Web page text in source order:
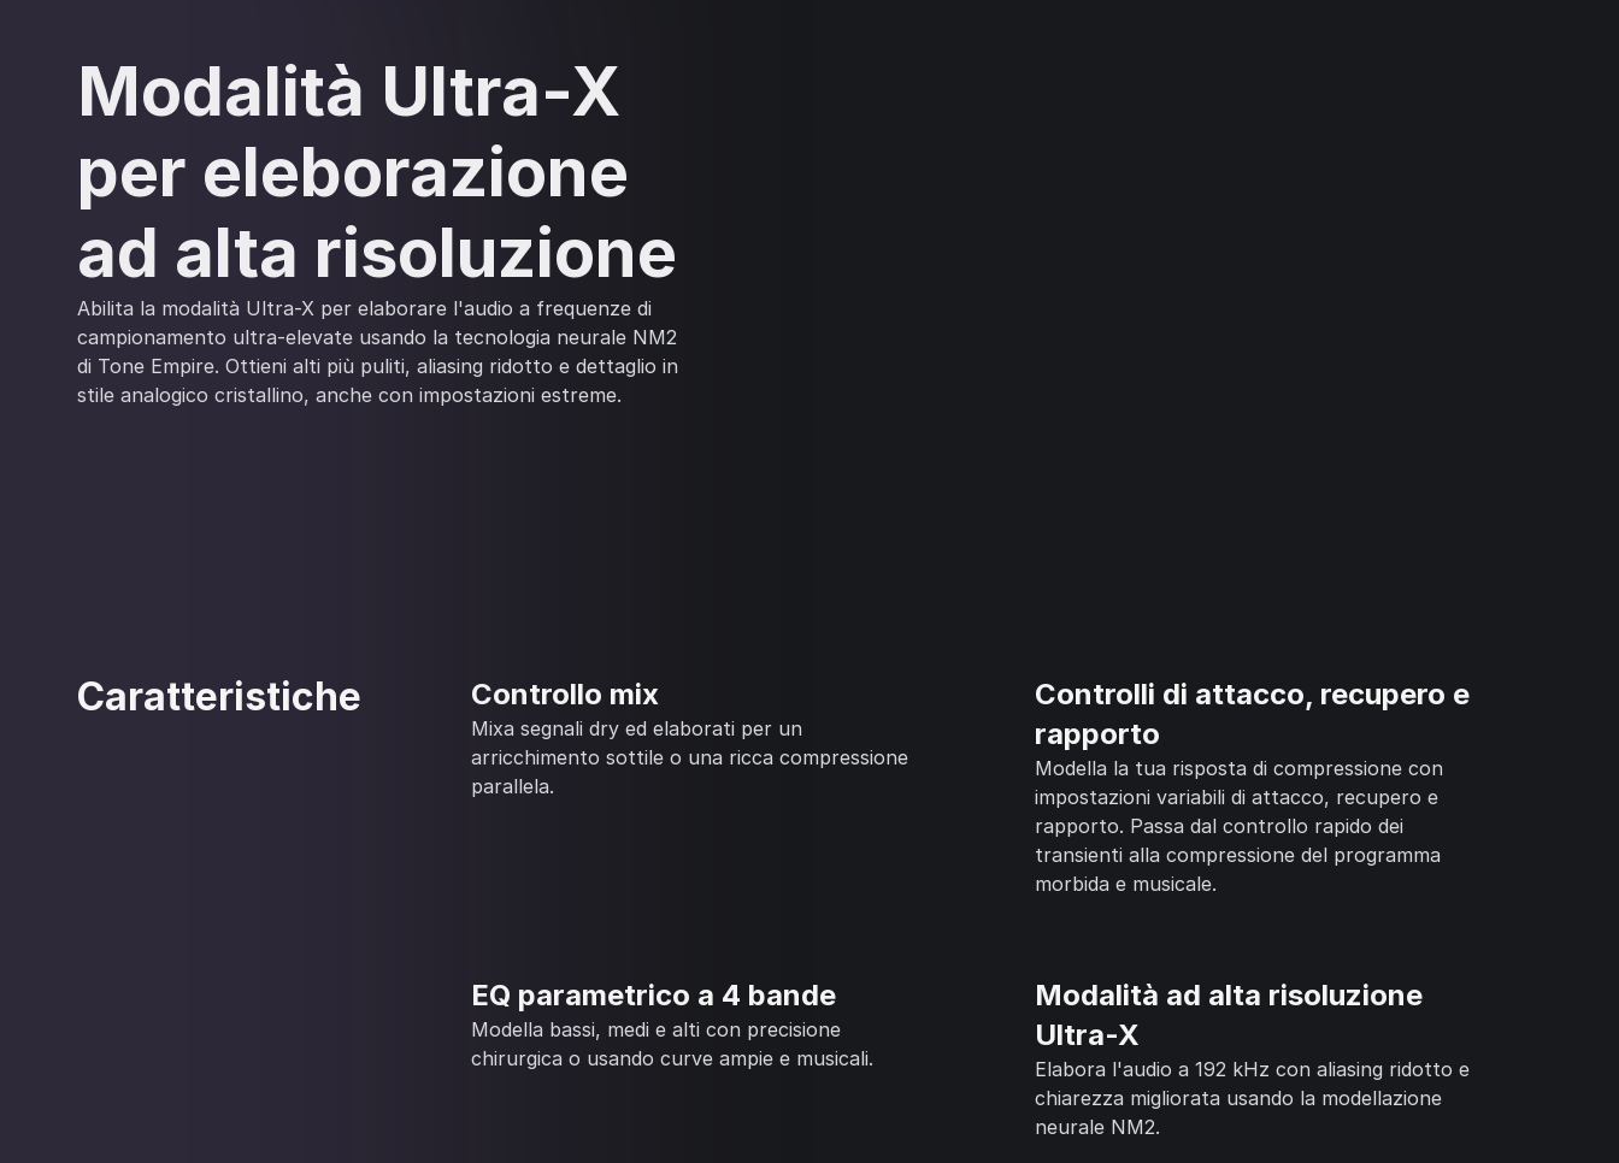
Modalità Ultra-X
per eleborazione
ad alta risoluzione
Abilita la modalità Ultra-X per elaborare l'audio a frequenze di
campionamento ultra-elevate usando la tecnologia neurale NM2
di Tone Empire. Ottieni alti più puliti, aliasing ridotto e dettaglio in
stile analogico cristallino, anche con impostazioni estreme.
Caratteristiche Controllo mix
Mixa segnali dry ed elaborati per un
arricchimento sottile o una ricca compressione
parallela.
Controlli di attacco, recupero e
rapporto
Modella la tua risposta di compressione con
impostazioni variabili di attacco, recupero e
rapporto. Passa dal controllo rapido dei
transienti alla compressione del programma
morbida e musicale.
EQ parametrico a 4 bande
Modella bassi, medi e alti con precisione
chirurgica o usando curve ampie e musicali.
Modalità ad alta risoluzione
Ultra-X
Elabora l'audio a 192 kHz con aliasing ridotto e
chiarezza migliorata usando la modellazione
neurale NM2.